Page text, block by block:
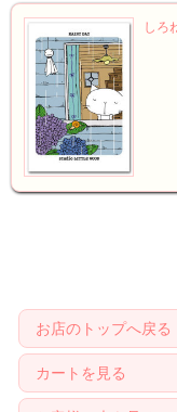
しろ
お店のトップへ戻る
カートを見る